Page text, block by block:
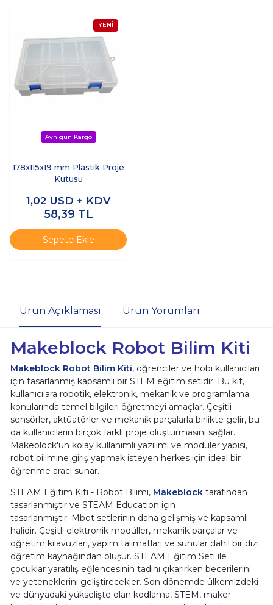
178x115x19 mm Plastik Proje
Kutusu
1,02 USD + KDV
58,39 TL
Sepete Ekle
Ürün Açıklaması Ürün Yorumları
Makeblock Robot Bilim Kiti
Makeblock Robot Bilim Kiti, öğrenciler ve hobi kullanıcıları
için tasarlanmış kapsamlı bir STEM eğitim setidir. Bu kit,
kullanıcılara robotik, elektronik, mekanik ve programlama
konularında temel bilgileri öğretmeyi amaçlar. Çeşitli
sensörler, aktüatörler ve mekanik parçalarla birlikte gelir, bu
da kullanıcıların birçok farklı proje oluşturmasını sağlar.
Makeblock'un kolay kullanımlı yazılımı ve modüler yapısı,
robot bilimine giriş yapmak isteyen herkes için ideal bir
öğrenme aracı sunar.
STEAM Eğitim Kiti - Robot Bilimi, Makeblock tarafından
tasarlanmıştır ve STEAM Education için
tasarlanmıştır. Mbot setlerinin daha gelişmiş ve kapsamlı
halidir. Çeşitli elektronik modüller, mekanik parçalar ve
öğretim kılavuzları, yapım talimatları ve sunular dahil bir dizi
öğretim kaynağından oluşur. STEAM Eğitim Seti ile
çocuklar yaratılış eğlencesinin tadını çıkarırken becerilerini
ve yeteneklerini geliştirecekler. Son dönemde ülkemizdeki
ve dünyadaki yükselişte olan kodlama, STEM, maker